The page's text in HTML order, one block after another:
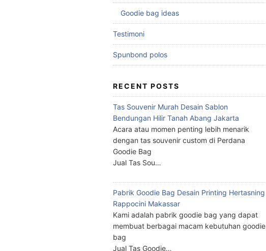
Goodie bag ideas
Testimoni
Spunbond polos
RECENT POSTS
Tas Souvenir Murah Desain Sablon
Bendungan Hilir Tanah Abang Jakarta
Acara atau momen penting lebih menarik
dengan tas souvenir custom di Perdana
Goodie Bag
Jual Tas Sou…
Pabrik Goodie Bag Desain Printing Hertasning
Rappocini Makassar
Kami adalah pabrik goodie bag yang dapat
membuat berbagai macam kebutuhan goodie
bag
Jual Tas Goodie…